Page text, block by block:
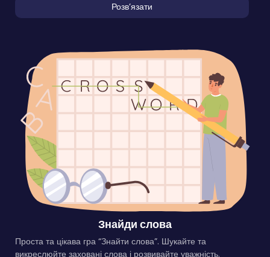
Розвʼязати
Знайди слова
Проста та цікава гра “Знайти слова”. Шукайте та
викреслюйте заховані слова і розвивайте уважність.